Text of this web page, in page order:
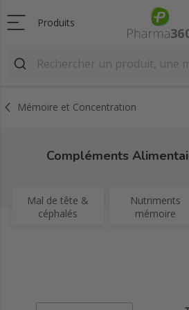
Produits
Mémoire et Concentration
Compléments
Mal de tête &
céphalés
Nutriments
mémoire